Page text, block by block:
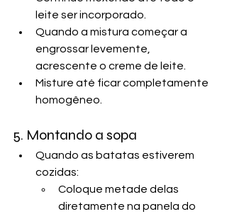
leite ser incorporado.
Quando a mistura começar a
engrossar levemente,
acrescente o creme de leite.
Misture até ficar completamente
homogêneo.
5. Montando a sopa
Quando as batatas estiverem
cozidas:
Coloque metade delas
diretamente na panela do